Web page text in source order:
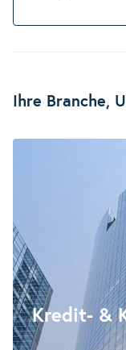
Ihre Branche,
Kredit- &